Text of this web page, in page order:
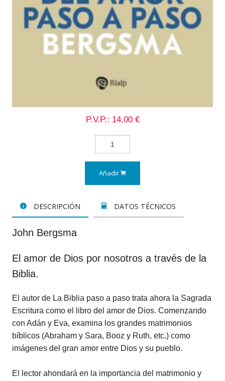
P.V.P.: 14,00 €
Añadir
DESCRIPCIÓN DATOS TÉCNICOS
John Bergsma
El amor de Dios por nosotros a través de la
Biblia.
El autor de La Biblia paso a paso trata ahora la Sagrada
Escritura como el libro del amor de Dios. Comenzando
con Adán y Eva, examina los grandes matrimonios
bíblicos (Abraham y Sara, Booz y Ruth, etc.) como
imágenes del gran amor entre Dios y su pueblo.
El lector ahondará en la importancia del matrimonio y